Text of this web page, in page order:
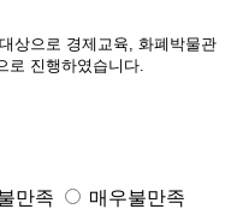
상으로 경제교육, 화폐박물관
로 진행하였습니다.
만족 매우불만족